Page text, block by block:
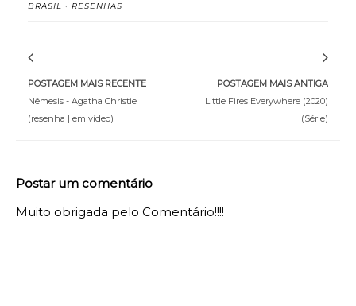
BRASIL · RESENHAS
POSTAGEM MAIS RECENTE
Nêmesis - Agatha Christie
(resenha | em vídeo)
POSTAGEM MAIS ANTIGA
Little Fires Everywhere (2020)
(Série)
Postar um comentário
Muito obrigada pelo Comentário!!!!